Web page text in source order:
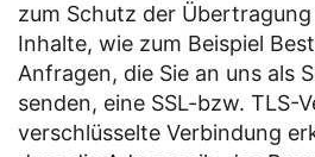
zum Schutz der
Inhalte, wie zum Beispiel
Anfragen, die Sie an uns als
senden, eine SSL-bzw. TLS-
verschlüsselte Verbindung